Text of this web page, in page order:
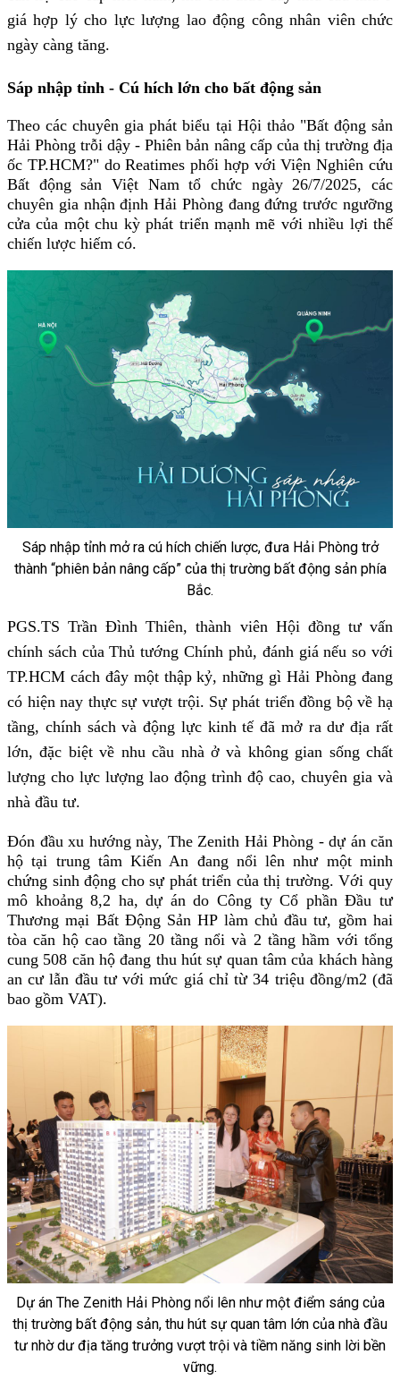
giá hợp lý cho lực lượng lao động công nhân viên chức
ngày càng tăng.
Sáp nhập tỉnh - Cú hích lớn cho bất động sản
Theo các chuyên gia phát biểu tại Hội thảo "Bất động sản
Hải Phòng trỗi dậy - Phiên bản nâng cấp của thị trường địa
ốc TP.HCM?" do Reatimes phối hợp với Viện Nghiên cứu
Bất động sản Việt Nam tổ chức ngày 26/7/2025, các
chuyên gia nhận định Hải Phòng đang đứng trước ngưỡng
cửa của một chu kỳ phát triển mạnh mẽ với nhiều lợi thế
chiến lược hiếm có.
Sáp nhập tỉnh mở ra cú hích chiến lược, đưa Hải Phòng trở
thành “phiên bản nâng cấp” của thị trường bất động sản phía
Bắc.
PGS.TS Trần Đình Thiên, thành viên Hội đồng tư vấn
chính sách của Thủ tướng Chính phủ, đánh giá nếu so với
TP.HCM cách đây một thập kỷ, những gì Hải Phòng đang
có hiện nay thực sự vượt trội. Sự phát triển đồng bộ về hạ
tầng, chính sách và động lực kinh tế đã mở ra dư địa rất
lớn, đặc biệt về nhu cầu nhà ở và không gian sống chất
lượng cho lực lượng lao động trình độ cao, chuyên gia và
nhà đầu tư.
Đón đầu xu hướng này, The Zenith Hải Phòng - dự án căn
hộ tại trung tâm Kiến An đang nổi lên như một minh
chứng sinh động cho sự phát triển của thị trường. Với quy
mô khoảng 8,2 ha, dự án do Công ty Cổ phần Đầu tư
Thương mại Bất Động Sản HP làm chủ đầu tư, gồm hai
tòa căn hộ cao tầng 20 tầng nổi và 2 tầng hầm với tổng
cung 508 căn hộ đang thu hút sự quan tâm của khách hàng
an cư lẫn đầu tư với mức giá chỉ từ 34 triệu đồng/m2 (đã
bao gồm VAT).
Dự án The Zenith Hải Phòng nổi lên như một điểm sáng của
thị trường bất động sản, thu hút sự quan tâm lớn của nhà đầu
tư nhờ dư địa tăng trưởng vượt trội và tiềm năng sinh lời bền
vững.